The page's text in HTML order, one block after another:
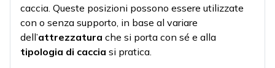
caccia. Queste posizioni possono essere utilizzate
con o senza supporto, in base al variare
dell’attrezzatura che si porta con sé e alla
tipologia di caccia si pratica.